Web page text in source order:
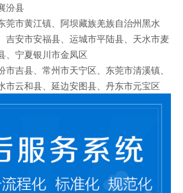
汾县
莞市黄江镇、阿坝藏族羌族自治州黑水
吉安市安福县、运城市平陆县、天水市麦
、宁夏银川市金凤区
市吉县、常州市天宁区、东莞市清溪镇、
市云和县、延边安图县、丹东市元宝区